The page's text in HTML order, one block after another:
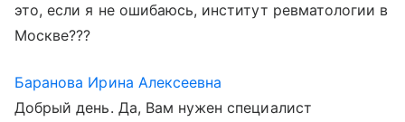
это, если я не ошибаюсь, институт ревматологии в
Москве???
Баранова Ирина Алексеевна
Добрый день. Да, Вам нужен специалист